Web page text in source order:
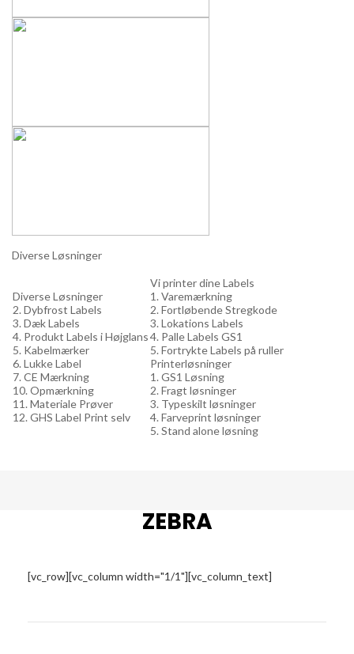
Diverse Løsninger
Diverse Løsninger
2. Dybfrost Labels
3. Dæk Labels
4. Produkt Labels i Højglans
5. Kabelmærker
6. Lukke Label
7. CE Mærkning
10. Opmærkning
11. Materiale Prøver
12. GHS Label Print selv
Vi printer dine Labels
1. Varemærkning
2. Fortløbende Stregkode
3. Lokations Labels
4. Palle Labels GS1
5. Fortrykte Labels på ruller
Printerløsninger
1. GS1 Løsning
2. Fragt løsninger
3. Typeskilt løsninger
4. Farveprint løsninger
5. Stand alone løsning
ZEBRA
[vc_row][vc_column width="1/1"][vc_column_text]